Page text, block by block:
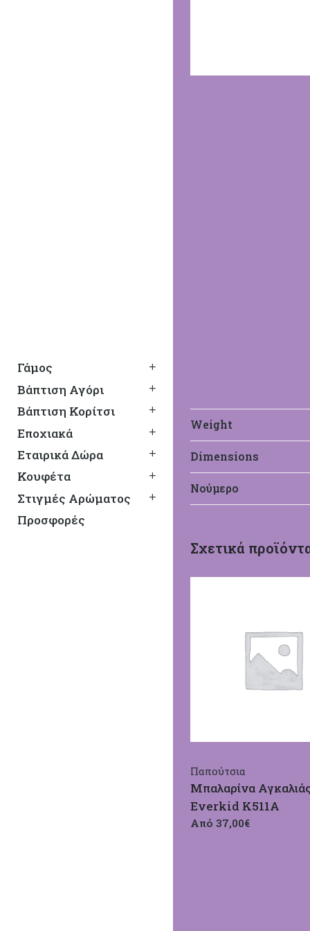
Γάμος
Βάπτιση Αγόρι
Βάπτιση Κορίτσι
Εποχιακά
Εταιρικά Δώρα
Κουφέτα
Στιγμές Αρώματος
Προσφορές
Weight
Dimensions
Νούμερο
Σχετικά
Παπούτσια
Μπαλαρίνα
Everkid Κ511Α
Από 37,00€